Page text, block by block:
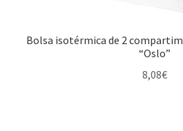
Bolsa isotérmica de 2
“Oslo”
8,08€